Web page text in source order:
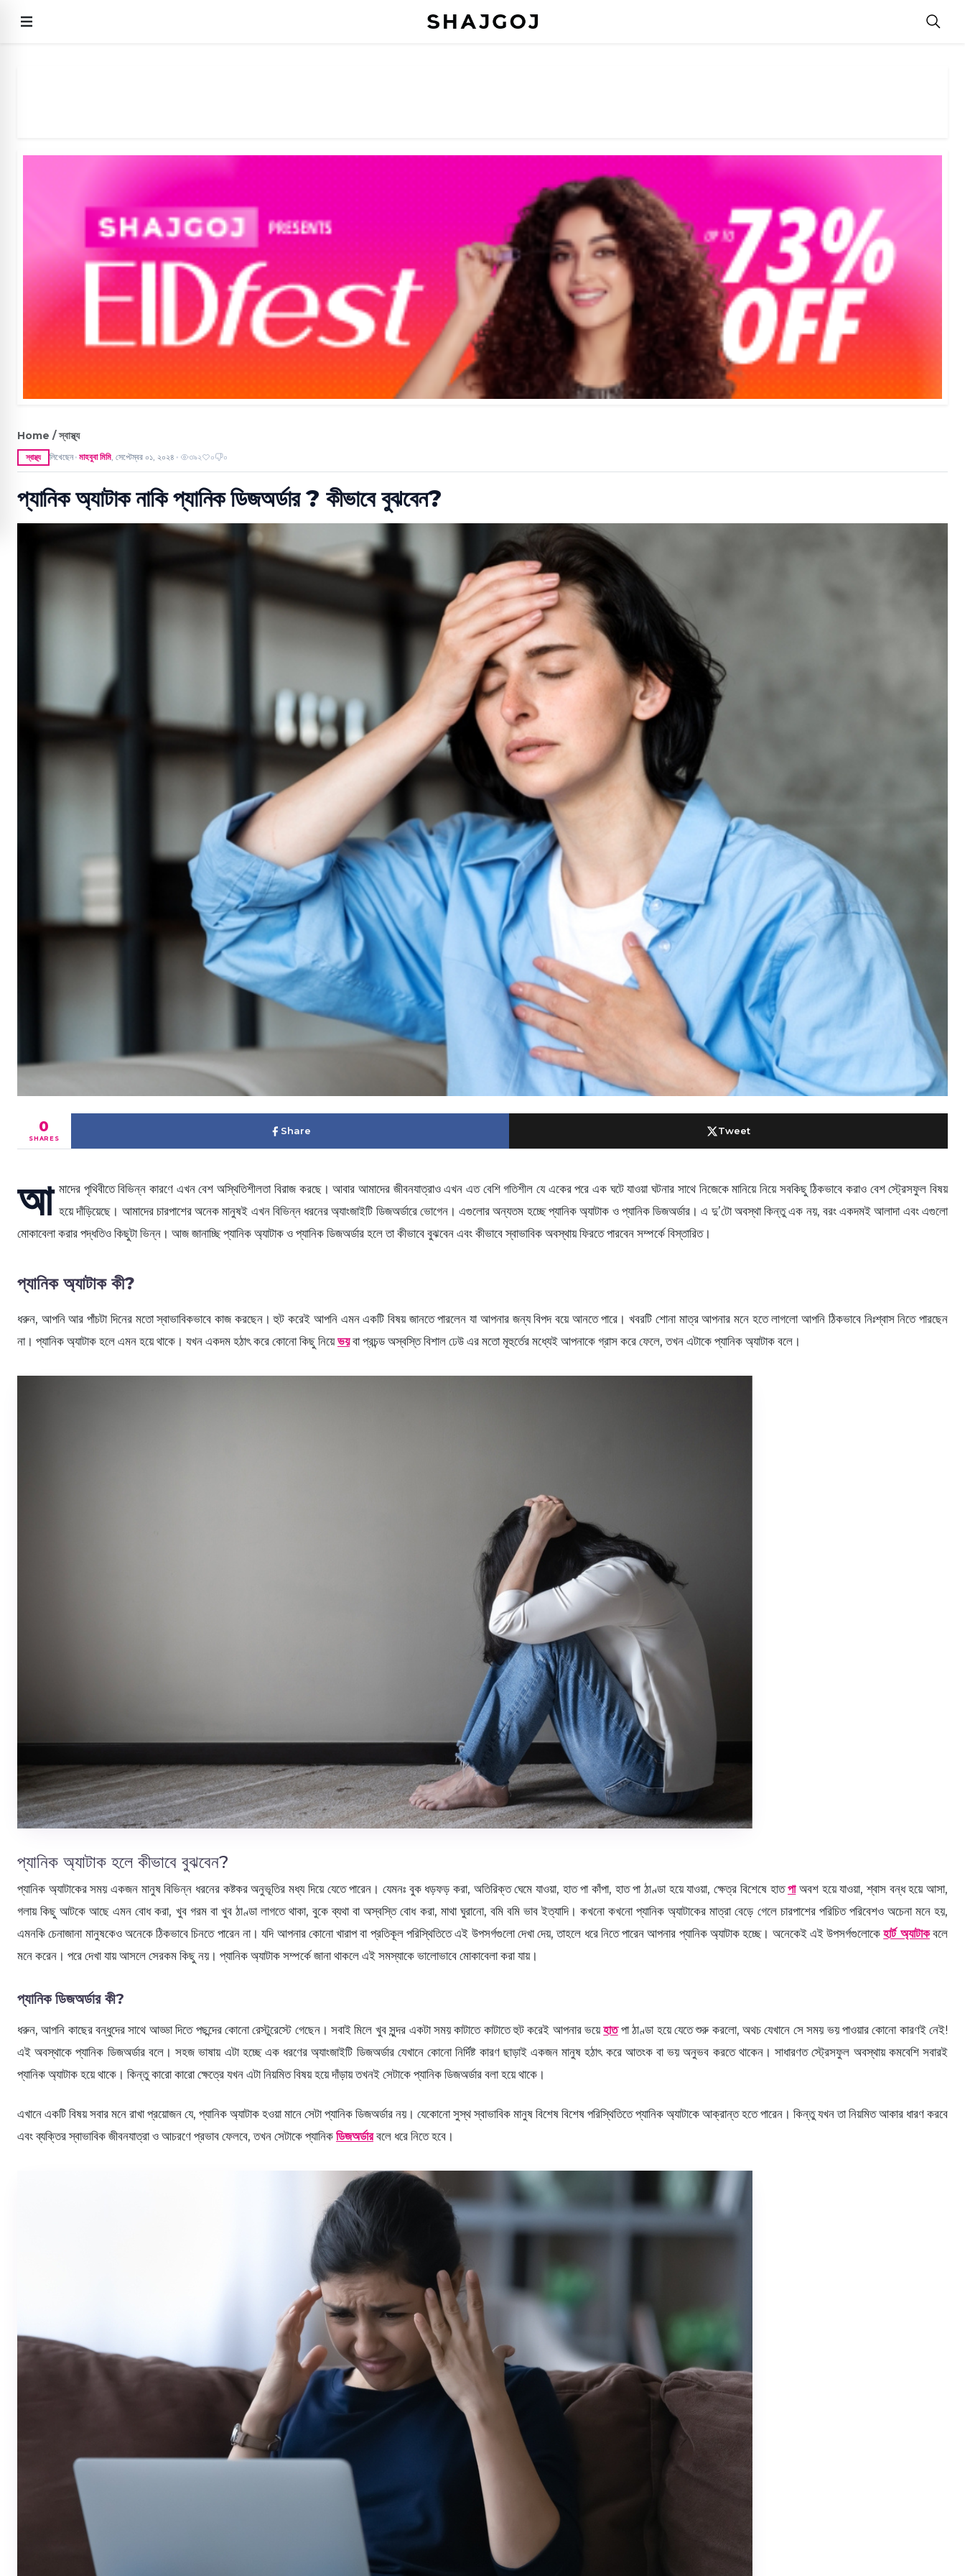
Home / স্বাস্থ্য
স্বাস্থ্য লিখেছেন ● মাহবুবা মিমি,সেপ্টেম্বর ০১, ২০২৪ ● ৩৯২ ০ ০
প্যানিক অ্যাটাক নাকি প্যানিক ডিজঅর্ডার ? কীভাবে বুঝবেন?
0
SHARES
Share Tweet
আ মাদের পৃথিবীতে বিভিন্ন কারণে এখন বেশ অস্থিতিশীলতা বিরাজ করছে। আবার আমাদের জীবনযাত্রাও এখন এত বেশি গতিশীল যে একের পরে এক ঘটে যাওয়া ঘটনার সাথে নিজেকে মানিয়ে নিয়ে সবকিছু ঠিকভাবে করাও বেশ স্ট্রেসফুল বিষয়
হয়ে দাঁড়িয়েছে। আমাদের চারপাশের অনেক মানুষই এখন বিভিন্ন ধরনের অ্যাংজাইটি ডিজঅর্ডারে ভোগেন। এগুলোর অন্যতম হচ্ছে প্যানিক অ্যাটাক ও প্যানিক ডিজঅর্ডার। এ দু’টো অবস্থা কিন্তু এক নয়, বরং একদমই আলাদা এবং এগুলো
মোকাবেলা করার পদ্ধতিও কিছুটা ভিন্ন। আজ জানাচ্ছি প্যানিক অ্যাটাক ও প্যানিক ডিজঅর্ডার হলে তা কীভাবে বুঝবেন এবং কীভাবে স্বাভাবিক অবস্থায় ফিরতে পারবেন সম্পর্কে বিস্তারিত।
প্যানিক অ্যাটাক কী?
ধরুন, আপনি আর পাঁচটা দিনের মতো স্বাভাবিকভাবে কাজ করছেন। হুট করেই আপনি এমন একটি বিষয় জানতে পারলেন যা আপনার জন্য বিপদ বয়ে আনতে পারে। খবরটি শোনা মাত্র আপনার মনে হতে লাগলো আপনি ঠিকভাবে নিঃশ্বাস নিতে পারছেন
না। প্যানিক অ্যাটাক হলে এমন হয়ে থাকে। যখন একদম হঠাৎ করে কোনো কিছু নিয়েভয়বা প্রচন্ড অস্বস্তি বিশাল ঢেউ এর মতো মূহুর্তের মধ্যেই আপনাকে গ্রাস করে ফেলে, তখন এটাকে প্যানিক অ্যাটাক বলে।
প্যানিক অ্যাটাক হলে কীভাবে বুঝবেন?
প্যানিক অ্যাটাকের সময় একজন মানুষ বিভিন্ন ধরনের কষ্টকর অনুভূতির মধ্য দিয়ে যেতে পারেন। যেমনঃ বুক ধড়ফড় করা, অতিরিক্ত ঘেমে যাওয়া, হাত পা কাঁপা, হাত পা ঠাণ্ডা হয়ে যাওয়া, ক্ষেত্র বিশেষে হাতপাঅবশ হয়ে যাওয়া, শ্বাস বন্ধ হয়ে আসা,
গলায় কিছু আটকে আছে এমন বোধ করা, খুব গরম বা খুব ঠাণ্ডা লাগতে থাকা, বুকে ব্যথা বা অস্বস্তি বোধ করা, মাথা ঘুরানো, বমি বমি ভাব ইত্যাদি। কখনো কখনো প্যানিক অ্যাটাকের মাত্রা বেড়ে গেলে চারপাশের পরিচিত পরিবেশও অচেনা মনে হয়,
এমনকি চেনাজানা মানুষকেও অনেকে ঠিকভাবে চিনতে পারেন না। যদি আপনার কোনো খারাপ বা প্রতিকূল পরিস্থিতিতে এই উপসর্গগুলো দেখা দেয়, তাহলে ধরে নিতে পারেন আপনার প্যানিক অ্যাটাক হচ্ছে। অনেকেই এই উপসর্গগুলোকেহার্ট অ্যাটাকবলে
মনে করেন। পরে দেখা যায় আসলে সেরকম কিছু নয়। প্যানিক অ্যাটাক সম্পর্কে জানা থাকলে এই সমস্যাকে ভালোভাবে মোকাবেলা করা যায়।
প্যানিক ডিজঅর্ডার কী?
ধরুন, আপনি কাছের বন্ধুদের সাথে আড্ডা দিতে পছন্দের কোনো রেস্টুরেস্টে গেছেন। সবাই মিলে খুব সুন্দর একটা সময় কাটাতে কাটাতে হুট করেই আপনার ভয়েহাতপা ঠাণ্ডা হয়ে যেতে শুরু করলো, অথচ যেখানে সে সময় ভয় পাওয়ার কোনো কারণই নেই!
এই অবস্থাকে প্যানিক ডিজঅর্ডার বলে। সহজ ভাষায় এটা হচ্ছে এক ধরণের অ্যাংজাইটি ডিজঅর্ডার যেখানে কোনো নির্দিষ্ট কারণ ছাড়াই একজন মানুষ হঠাৎ করে আতংক বা ভয় অনুভব করতে থাকেন। সাধারণত স্ট্রেসফুল অবস্থায় কমবেশি সবারই
প্যানিক অ্যাটাক হয়ে থাকে। কিন্তু কারো কারো ক্ষেত্রে যখন এটা নিয়মিত বিষয় হয়ে দাঁড়ায় তখনই সেটাকে প্যানিক ডিজঅর্ডার বলা হয়ে থাকে।
এখানে একটি বিষয় সবার মনে রাখা প্রয়োজন যে, প্যানিক অ্যাটাক হওয়া মানে সেটা প্যানিক ডিজঅর্ডার নয়। যেকোনো সুস্থ স্বাভাবিক মানুষ বিশেষ বিশেষ পরিস্থিতিতে প্যানিক অ্যাটাকে আক্রান্ত হতে পারেন। কিন্তু যখন তা নিয়মিত আকার ধারণ করবে
এবং ব্যক্তির স্বাভাবিক জীবনযাত্রা ও আচরণে প্রভাব ফেলবে, তখন সেটাকে প্যানিক ডিজঅর্ডারবলে ধরে নিতে হবে।